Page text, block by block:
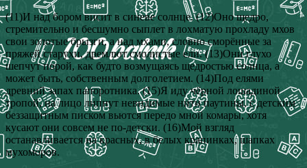
(11)И над бором висит в синеве солнце. (12)Оно щедро,
стремительно и бесшумно сыплет в лохматую прохладу мхов
свои золотые брызги, а над мхами, словно сморённые за
пряжей старухи, дремлют смолистые ели. (13)Они глухо
шепчут порой, как будто возмущаясь щедростью солнца, а
может быть, собственным долголетием. (14)Под елями
древний запах папоротника. (15)Я иду чёрной лошадиной
тропой, на лицо липнут невидимые нити паутины, с детским
беззащитным писком вьются передо мной комары, хотя
кусают они совсем не по-детски. (16)Мой взгляд
останавливается на красных, в белых крапинках, шапках
мухоморов.